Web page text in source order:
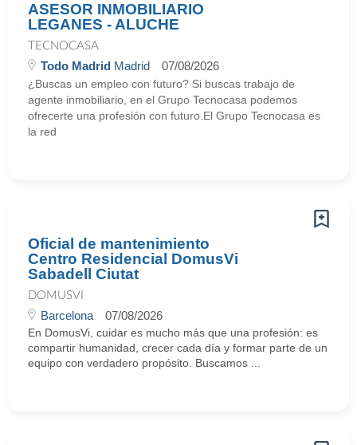
ASESOR INMOBILIARIO
LEGANES - ALUCHE
TECNOCASA
Todo Madrid Madrid 07/08/2026
¿Buscas un empleo con futuro? Si buscas trabajo de
agente inmobiliario, en el Grupo Tecnocasa podemos
ofrecerte una profesión con futuro.El Grupo Tecnocasa es
la red
Oficial de mantenimiento
Centro Residencial DomusVi
Sabadell Ciutat
DOMUSVI
Barcelona 07/08/2026
En DomusVi, cuidar es mucho más que una profesión: es
compartir humanidad, crecer cada día y formar parte de un
equipo con verdadero propósito. Buscamos ...